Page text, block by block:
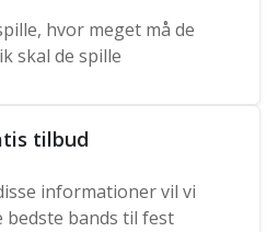
hvor meget må de
skal de spille
tilbud
informationer vil vi
bedste bands til fest